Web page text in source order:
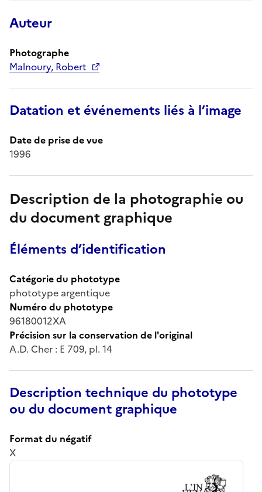
Auteur
Photographe
Malnoury, Robert
Datation et événements liés à l’image
Date de prise de vue
1996
Description de la photographie ou
du document graphique
Éléments d’identification
Catégorie du phototype
phototype argentique
Numéro du phototype
96180012XA
Précision sur la conservation de l'original
A.D. Cher : E 709, pl. 14
Description technique du phototype
ou du document graphique
Format du négatif
X